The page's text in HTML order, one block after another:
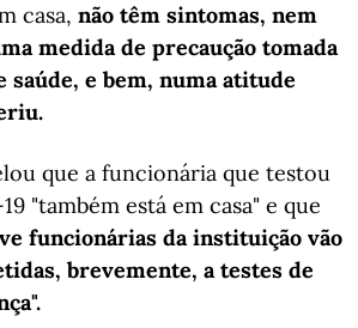
casa, não têm sintomas, nem
medida de precaução tomada
saúde, e bem, numa atitude
que a funcionária que testou
"também está em casa" e que
funcionárias da instituição vão
brevemente, a testes de